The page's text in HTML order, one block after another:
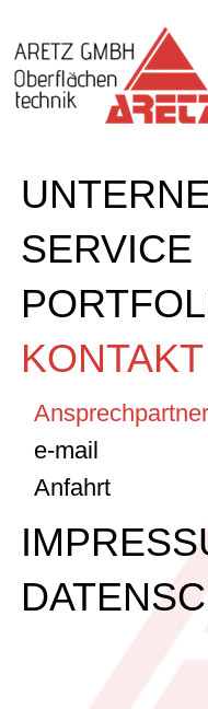
SERVICE
KONTAKT
Ansprechpartner
e-mail
Anfahrt